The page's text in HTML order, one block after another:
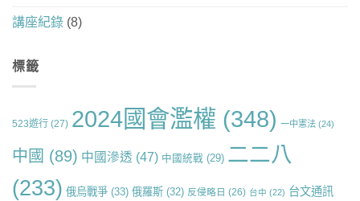
講座紀錄 (8)
標籤
523遊行 (27) 2024國會濫權 (348) 一中憲法 (24)
中國 (89) 中國滲透 (47) 中國統戰 (29) 二二八
(233) 俄烏戰爭 (33) 俄羅斯 (32) 反侵略日 (26) 台中 (22) 台文通訊